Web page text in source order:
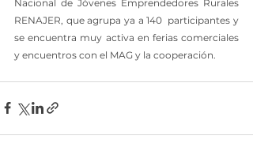
Nacional de Jóvenes Emprendedores Rurales
RENAJER, que agrupa ya a 140  participantes y
se encuentra muy activa en ferias comerciales
y encuentros con el MAG y la cooperación.